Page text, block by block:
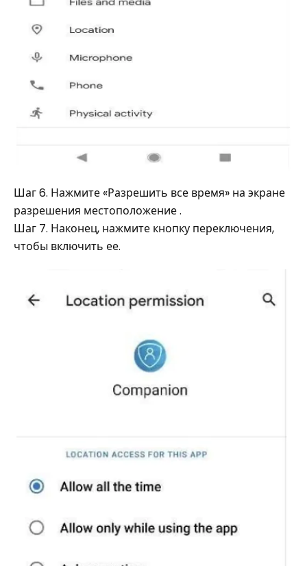
Шаг 6. Нажмите «Разрешить все время» на экране
разрешения местоположение .
Шаг 7. Наконец, нажмите кнопку переключения,
чтобы включить ее.